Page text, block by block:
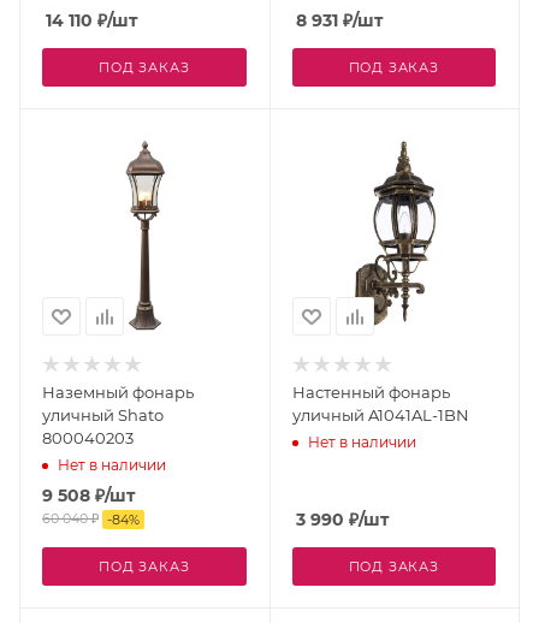
14 110 ₽/шт
ПОД ЗАКАЗ
8 931₽/шт
ПОД ЗАКАЗ
Наземный фонарь
уличный Shato
800040203
Нет в наличии
9 508 ₽/шт
60 040₽ -84%
ПОД ЗАКАЗ
Настенный фонарь
уличный A1041AL-1BN
Нет в наличии
3 990 ₽/шт
ПОД ЗАКАЗ